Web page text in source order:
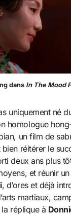
dansIn The Mood
uniquement né
homologue
un film de
réitérer le
deux ans plus
et réunir
, d’ores et déjà
martiaux,
réplique à